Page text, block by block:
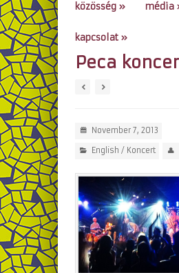
közösség » média
kapcsolat »
go to...
Peca
November 7, 2013
English / Koncert